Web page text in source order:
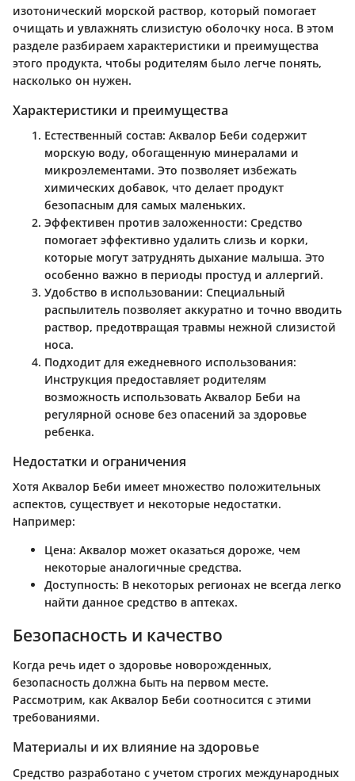
изотонический морской раствор, который помогает
очищать и увлажнять слизистую оболочку носа. В этом
разделе разбираем характеристики и преимущества
этого продукта, чтобы родителям было легче понять,
насколько он нужен.
Характеристики и преимущества
Естественный состав: Аквалор Беби содержит
морскую воду, обогащенную минералами и
микроэлементами. Это позволяет избежать
химических добавок, что делает продукт
безопасным для самых маленьких.
Эффективен против заложенности: Средство
помогает эффективно удалить слизь и корки,
которые могут затруднять дыхание малыша. Это
особенно важно в периоды простуд и аллергий.
Удобство в использовании: Специальный
распылитель позволяет аккуратно и точно вводить
раствор, предотвращая травмы нежной слизистой
носа.
Подходит для ежедневного использования:
Инструкция предоставляет родителям
возможность использовать Аквалор Беби на
регулярной основе без опасений за здоровье
ребенка.
Недостатки и ограничения
Хотя Аквалор Беби имеет множество положительных
аспектов, существует и некоторые недостатки.
Например:
Цена: Аквалор может оказаться дороже, чем
некоторые аналогичные средства.
Доступность: В некоторых регионах не всегда легко
найти данное средство в аптеках.
Безопасность и качество
Когда речь идет о здоровье новорожденных,
безопасность должна быть на первом месте.
Рассмотрим, как Аквалор Беби соотносится с этими
требованиями.
Материалы и их влияние на здоровье
Средство разработано с учетом строгих международных